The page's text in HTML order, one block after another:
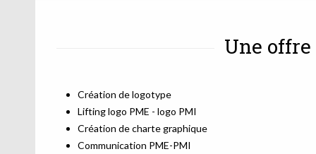
Une
Création de logotype
Lifting logo PME - logo PMI
Création de charte graphique
Communication PME-PMI